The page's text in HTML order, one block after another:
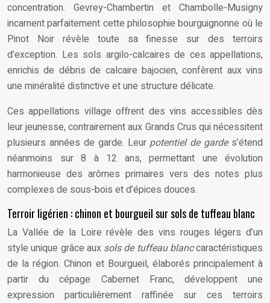
concentration. Gevrey-Chambertin et Chambolle-Musigny
incarnent parfaitement cette philosophie bourguignonne où le
Pinot Noir révèle toute sa finesse sur des terroirs
d’exception. Les sols argilo-calcaires de ces appellations,
enrichis de débris de calcaire bajocien, confèrent aux vins
une minéralité distinctive et une structure délicate.
Ces appellations village offrent des vins accessibles dès
leur jeunesse, contrairement aux Grands Crus qui nécessitent
plusieurs années de garde. Leurpotentiel de garde s’étend
néanmoins sur 8 à 12 ans, permettant une évolution
harmonieuse des arômes primaires vers des notes plus
complexes de sous-bois et d’épices douces.
Terroir ligérien : chinon et bourgueil sur sols de tuffeau blanc
La Vallée de la Loire révèle des vins rouges légers d’un
style unique grâce aux sols de tuffeau blanccaractéristiques
de la région. Chinon et Bourgueil, élaborés principalement à
partir du cépage Cabernet Franc, développent une
expression particulièrement raffinée sur ces terroirs